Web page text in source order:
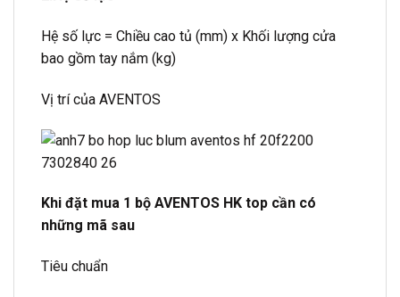
Hệ số lực = Chiều cao tủ (mm) x Khối lượng cửa
bao gồm tay nắm (kg)
Vị trí của AVENTOS
Khi đặt mua 1 bộ AVENTOS HK top cần có
những mã sau
Tiêu chuẩn